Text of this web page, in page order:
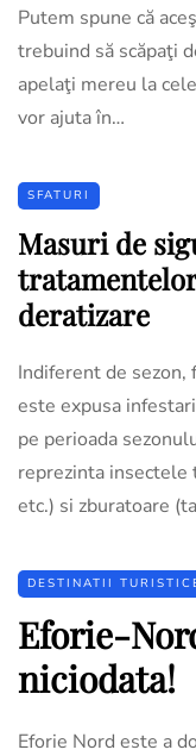
Putem spune că
trebuind să scăpaţi
apelaţi mereu la
vor ajuta în…
SFATURI
Masuri de
deratizare
Indiferent de sezon,
este expusa
pe perioada
reprezinta insectele
etc.) si zburatoare
DESTINATII
Eforie-
niciodata!
Eforie Nord este a